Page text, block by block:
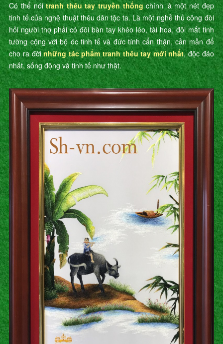
Có thể nóitranh thêu tay truyền thốngchính là một nét đẹp
tinh tế của nghệ thuật thêu dân tộc ta. Là một nghề thủ công đòi
hỏi người thợ phải có đôi bàn tay khéo léo, tài hoa, đôi mắt tinh
tường cộng với bộ óc tinh tế và đức tính cẩn thận, cần mẫn để
cho ra đờinhững tác phẩm tranh thêu tay mới nhất, độc đáo
nhất, sống động và tinh tế như thật.